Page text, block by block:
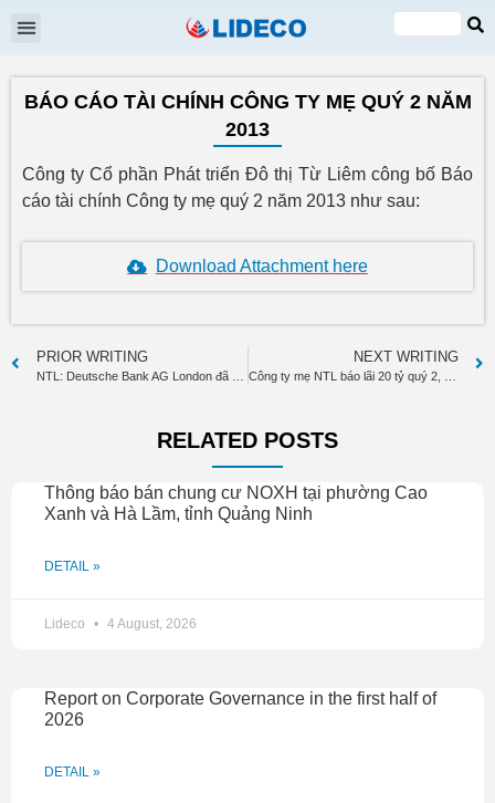
EN
VI
BÁO CÁO TÀI CHÍNH CÔNG TY MẸ QUÝ 2 NĂM
2013
Công ty Cổ phần Phát triển Đô thị Từ Liêm công bố Báo
cáo tài chính Công ty mẹ quý 2 năm 2013 như sau:
Download Attachment here
PRIOR WRITING NEXT WRITING
RELATED POSTS
Thông báo bán chung cư NOXH tại phường Cao
Xanh và Hà Lầm, tỉnh Quảng Ninh
DETAIL »
Lideco 4 August, 2026
Report on Corporate Governance in the first half of
2026
DETAIL »